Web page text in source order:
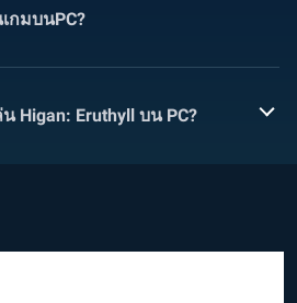
กมบนPC?
Higan: Eruthyll บน PC?